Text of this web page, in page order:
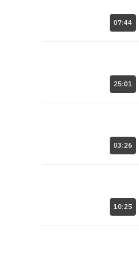
07:44
25:01
03:26
10:25